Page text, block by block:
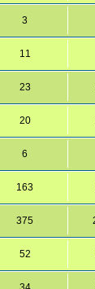
3
11
23
20
6
163
375
52